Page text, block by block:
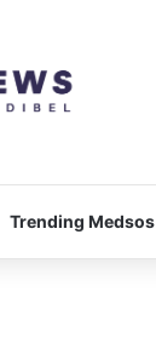
Trending Medsos